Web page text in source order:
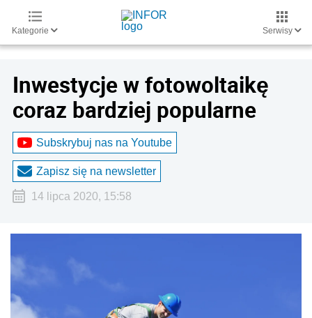
Kategorie Serwisy
Inwestycje w fotowoltaikę
coraz bardziej popularne
Subskrybuj nas na Youtube
Zapisz się na newsletter
14 lipca 2020, 15:58